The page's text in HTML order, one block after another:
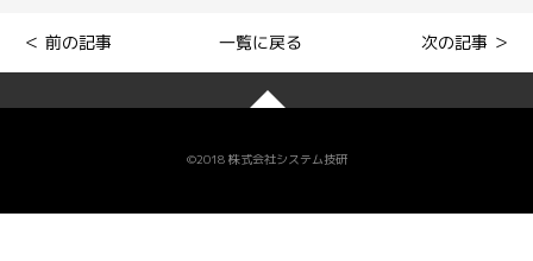
＜ 前の記事 一覧に戻る 次の記事 ＞
©2018 株式会社システム技研